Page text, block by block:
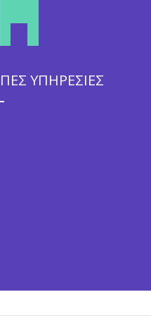
ΥΠΗΡΕΣΙΕΣ